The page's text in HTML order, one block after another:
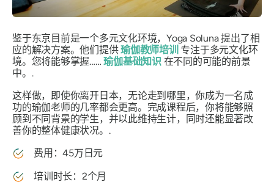
鉴于东京目前是一个多元文化环境，Yoga Soluna 提出了相
应的解决方案。他们提供瑜伽教师培训 专注于多元文化环
境。您将能够掌握……瑜伽基础知识在不同的可能的前景
中。.
这样做，即使你离开日本，无论走到哪里，你成为一名成
功的瑜伽老师的几率都会更高。完成课程后，你将能够照
顾到不同背景的学生，并以此维持生计，同时还能显著改
善你的整体健康状况。.
费用：45万日元
培训时长：2个月